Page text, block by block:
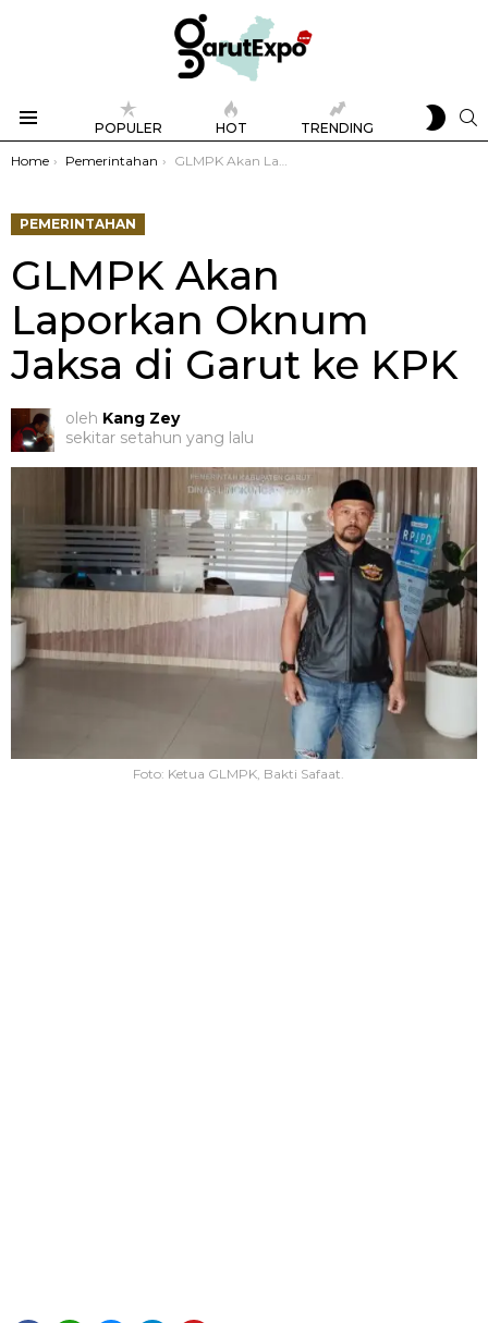
POPULER HOT TRENDING
SKIN
You are here:
Home Pemerintahan GLMPK Akan Laporkan Oknum Jaksa di Garut ke KPK
PEMERINTAHAN
GLMPK Akan
Laporkan Oknum
Jaksa di Garut ke KPK
oleh Kang Zey
sekitar setahun yang lalu
Foto: Ketua GLMPK, Bakti Safaat.